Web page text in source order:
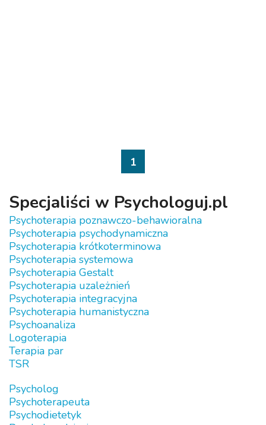
1
Specjaliści w Psychologuj.pl
Psychoterapia poznawczo-behawioralna
Psychoterapia psychodynamiczna
Psychoterapia krótkoterminowa
Psychoterapia systemowa
Psychoterapia Gestalt
Psychoterapia uzależnień
Psychoterapia integracyjna
Psychoterapia humanistyczna
Psychoanaliza
Logoterapia
Terapia par
TSR
Psycholog
Psychoterapeuta
Psychodietetyk